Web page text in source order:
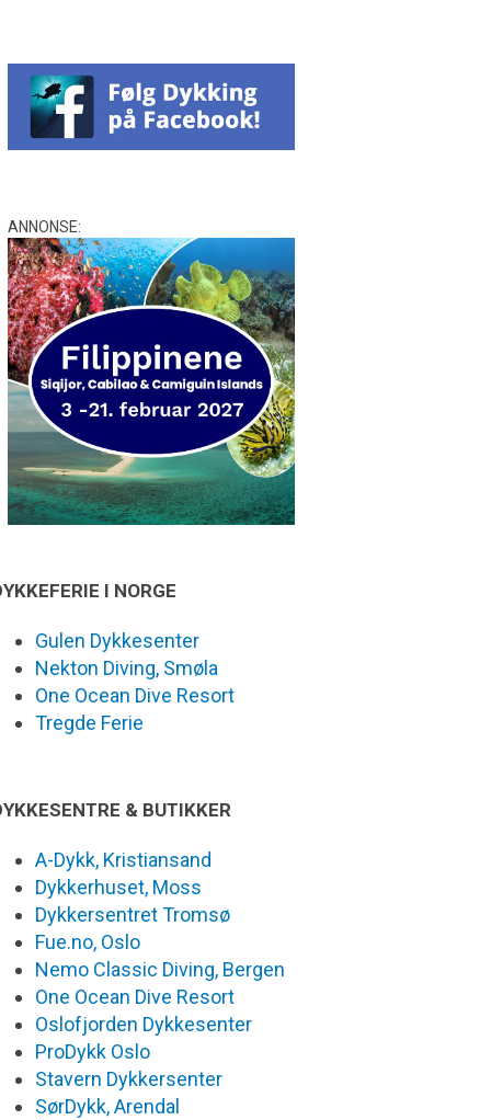
ANNONSE:
I NORGE
Gulen Dykkesenter
Nekton Diving, Smøla
One Ocean Dive Resort
Tregde Ferie
& BUTIKKER
A-Dykk, Kristiansand
Dykkerhuset, Moss
Dykkersentret Tromsø
Fue.no, Oslo
Nemo Classic Diving, Bergen
One Ocean Dive Resort
Oslofjorden Dykkesenter
ProDykk Oslo
Stavern Dykkersenter
SørDykk, Arendal